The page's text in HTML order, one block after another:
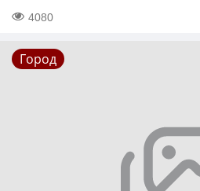
4080
Город